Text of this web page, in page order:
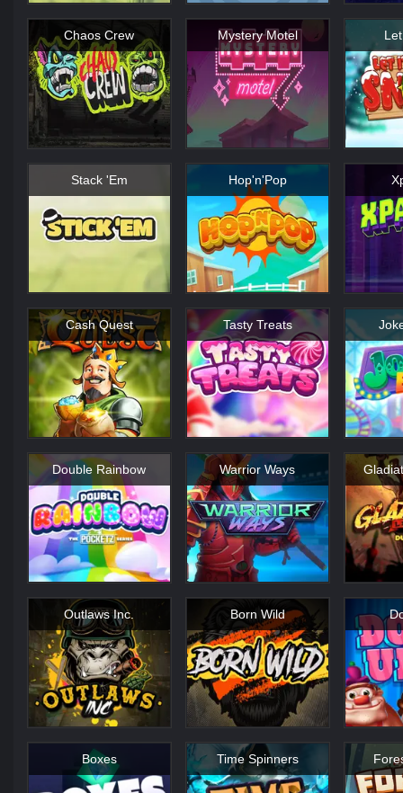
Chaos Crew Mystery Motel
Stack 'Em Hop'n'Pop
Cash Quest Tasty Treats
Double Rainbow Warrior Ways
Outlaws Inc. Born Wild
Boxes Time Spinners